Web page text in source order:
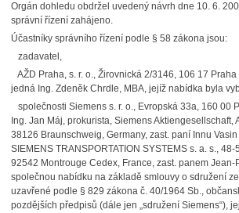
Orgán dohledu obdržel uvedený návrh dne 10. 6.
správní řízení zahájeno.
Účastníky správního řízení podle § 58 zákona jsou:
zadavatel,
AŽD Praha, s. r. o., Žirovnická 2/3146, 106 17
jedná Ing. Zdeněk Chrdle, MBA, jejíž nabídka byla
společnosti Siemens s. r. o., Evropská 33a, 160 00
Ing. Jan Máj, prokurista, Siemens Aktiengesellschaft,
38126 Braunschweig, Germany, zast. paní Innu
SIEMENS TRANSPORTATION SYSTEMS s. a. s.,
92542 Montrouge Cedex, France, zast. panem Jean-
společnou nabídku na základě smlouvy o sdružení
uzavřené podle § 829 zákona č. 40/1964 Sb.,
pozdějších předpisů (dále jen „sdružení Siemens“),